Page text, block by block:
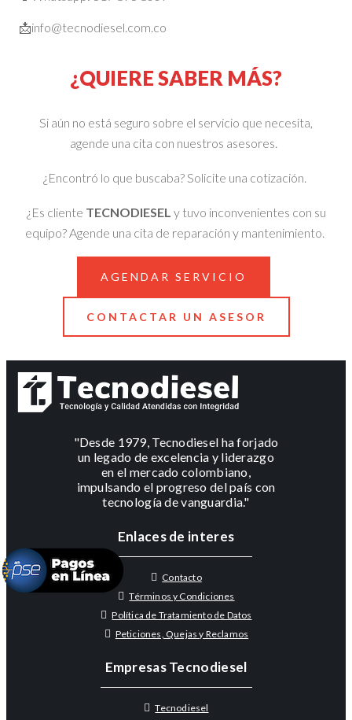
📩info@tecnodiesel.com.co
¿QUIERE SABER MÁS?
Si aún no está seguro sobre el servicio que necesita,
agende una cita con nuestros asesores.
¿Encontró lo que buscaba? Solicite una cotización.
¿Es cliente TECNODIESEL y tuvo inconvenientes con su
equipo? Agende una cita de reparación y mantenimiento.
AGENDAR SERVICIO
CONTACTAR UN ASESOR
"Desde 1979, Tecnodiesel ha forjado
un legado de excelencia y liderazgo
en el mercado colombiano,
impulsando el progreso del país con
tecnología de vanguardia."
Enlaces de interes
Contacto
Términos y Condiciones
Política de Tratamiento de Datos
Peticiones, Quejas y Reclamos
Empresas Tecnodiesel
Tecnodiesel